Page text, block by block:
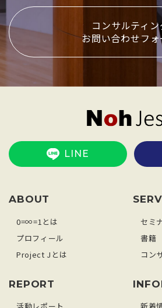
コンサルティ
お問い合わせフ
LINE
ABOUT
0=∞=1とは
プロフィール
Project Jとは
セミ
書籍
コン
REPORT